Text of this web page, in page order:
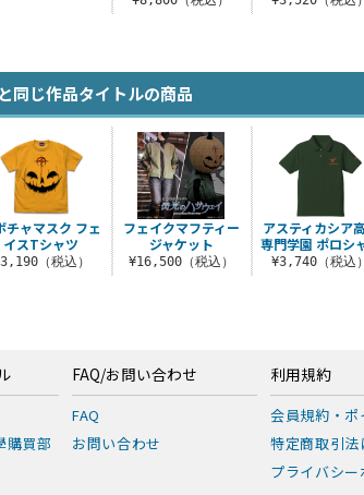
同じ作品タイトルの商品
アスティカシア
専門学園 ポロシ
¥3,740（税込）
チャマスク フェ
イスTシャツ
（税込）
フェイクマフティー
ジャケット
¥16,500（税込）
購買部
FAQ/お問い合わせ
FAQ
お問い合わせ
利用規約
会員規約・
特定商取引
プライバシー